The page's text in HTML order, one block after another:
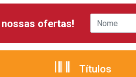
ofertas!
Títulos